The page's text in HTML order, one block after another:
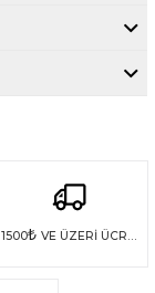
1500₺ VE ÜZERİ ÜCRETSİZ KARGO